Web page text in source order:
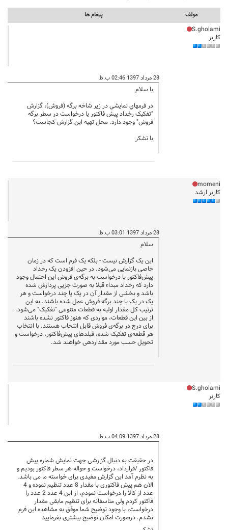
مولف پيغام ها
S.gholami
کاربر
28 مرداد 1397 02:46 ب.ظ
با سلام
در فرمهاي نمايشي در زير شاخه برگه (فروش)، گزارش
"تفکيک رخداد پيش فاکتور يا درخواست در سطر برگه
فروش" وجود دارد. محل تهيه اين گزارش کجاست؟
با تشکر
momeni
کاربر ارشد
28 مرداد 1397 03:01 ب.ظ
سلام
این یک گزارش نیست - بلکه یک فرم است که در زمان
خاصی بازنمایی می‌شود. در حین افزودن یک رخداد
پیش‌فاکتور یا درخواست به برگه‌ی فروش این احتمال وجود
دارد که رخداد مبداء قبلا به صورت جزیی پردازش شده
باشد و بخشی از مقدار آن در یک یا چند درخواست و هر
یک در یک یا چند برگه فروش عمل شده باشند. به این
ترتیب کل مقدار اولیه به قطعات متنوعی "تفکیک" می‌شود.
از بین این قطعات، مواردی که هنوز فاکتور نشده باشند
برای درج در برگه‌ی فروش قابل انتخاب هستند. با انتخاب
هر قطعه‌ی تفکیک شده، فیلدهای پیش‌فاکتور، درخواست و
تحویل حسب مورد مقداردهی خواهند شد.
S.gholami
کاربر
28 مرداد 1397 04:09 ب.ظ
در حقیقت به دنبال گزارشی جهت نمایش شماره پیش
فاکتور /قرارداد، درخواست و حواله هر سطر فاکتور بودیم و
به نظرم آمد این گزارش مفیدی برای خواسته ما می باشد.
الان هم پیش فاکتوری با مقدار 8 عدد تنظیم نموده و 4
عدد از کالا را درخواست نمودم، از این 4 عدد 2 عدد را
فاکتور کردم ولی متاسفانه برای تنظیم مابقی مقدار
درخواست، با وجود توضیح شما موفق به مشاهده این فرم
نشدم. درصورت امکان توضیح بیشتری بفرمایید